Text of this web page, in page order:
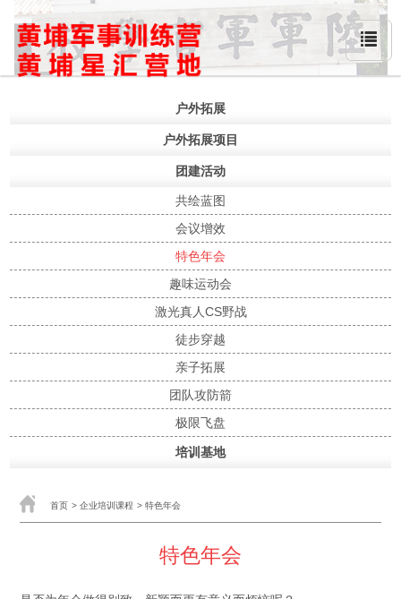
户外拓展
户外拓展项目
团建活动
共绘蓝图
会议增效
特色年会
趣味运动会
激光真人CS野战
徒步穿越
亲子拓展
团队攻防箭
极限飞盘
培训基地
首页 >企业培训课程 >特色年会
特色年会